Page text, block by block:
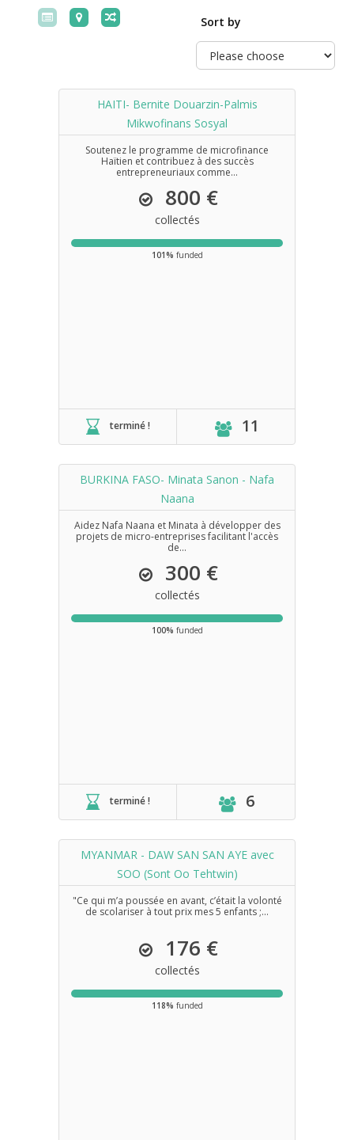
Sort by
HAITI- Bernite Douarzin-Palmis
Mikwofinans Sosyal
Soutenez le programme de microfinance
Haïtien et contribuez à des succès
entrepreneuriaux comme...
800 €
collectés
101% funded
terminé ! 11
BURKINA FASO- Minata Sanon - Nafa
Naana
Aidez Nafa Naana et Minata à développer des
projets de micro-entreprises facilitant l'accès
de...
300 €
collectés
100% funded
terminé ! 6
MYANMAR - DAW SAN SAN AYE avec
SOO (Sont Oo Tehtwin)
"Ce qui m’a poussée en avant, c’était la volonté
de scolariser à tout prix mes 5 enfants ;...
176 €
collectés
118% funded